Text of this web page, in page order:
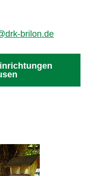
brilon.de